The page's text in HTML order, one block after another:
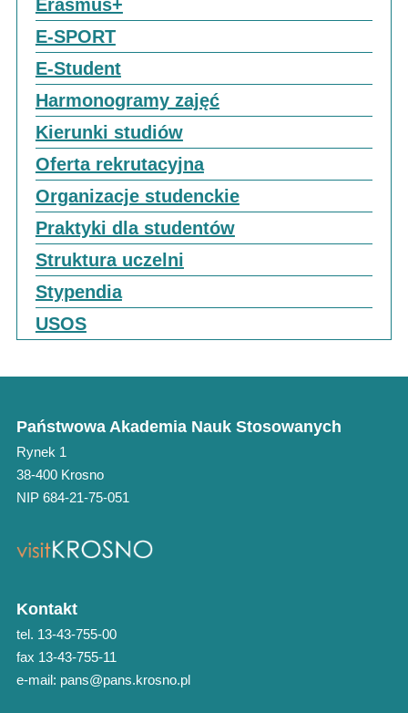
Erasmus+
E-SPORT
E-Student
Harmonogramy zajęć
Kierunki studiów
Oferta rekrutacyjna
Organizacje studenckie
Praktyki dla studentów
Struktura uczelni
Stypendia
USOS
Państwowa Akademia Nauk Stosowanych
Rynek 1
38-400 Krosno
NIP 684-21-75-051
Kontakt
tel. 13-43-755-00
fax 13-43-755-11
e-mail: pans@pans.krosno.pl